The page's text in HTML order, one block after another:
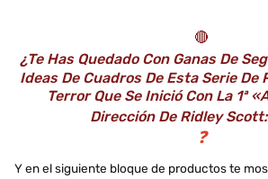
🔴
¿Te Has Quedado Con Ganas De
Ideas De Cuadros De Esta Serie De
Terror Que Se Inició Con La 1ª
Dirección De Ridley
❓
Y en el siguiente bloque de productos te